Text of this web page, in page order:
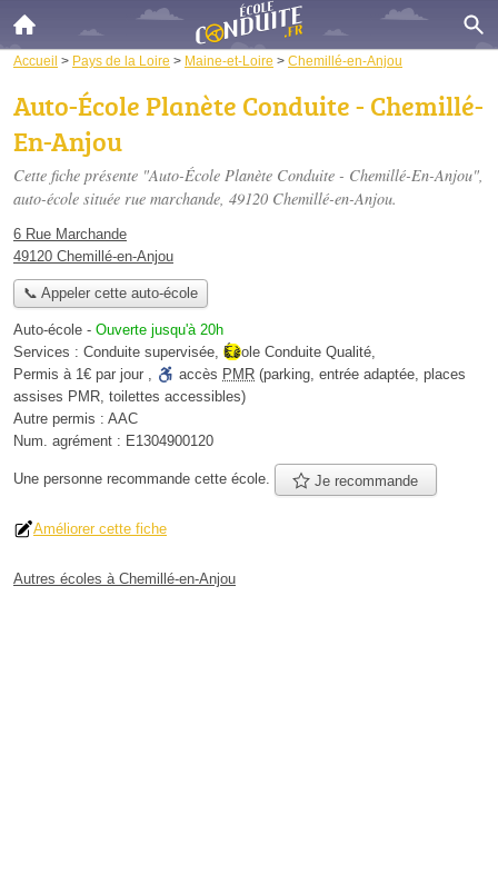
Accueil > Pays de la Loire > Maine-et-Loire > Chemillé-en-Anjou
Auto-École Planète Conduite - Chemillé-
En-Anjou
Cette fiche présente "Auto-École Planète Conduite - Chemillé-En-Anjou",
auto-école située rue marchande, 49120 Chemillé-en-Anjou.
6 Rue Marchande
49120 Chemillé-en-Anjou
📞 Appeler cette auto-école
Auto-école - Ouverte jusqu'à 20h
Services : Conduite supervisée, École Conduite Qualité,
Permis à 1€ par jour , accès PMR (parking, entrée adaptée, places
assises PMR, toilettes accessibles)
Autre permis : AAC
Num. agrément : E1304900120
Une personne recommande cette école. Je recommande
Améliorer cette fiche
Autres écoles à Chemillé-en-Anjou